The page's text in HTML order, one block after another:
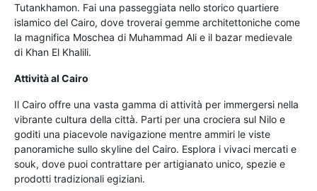
Tutankhamon. Fai una passeggiata nello storico quartiere
islamico del Cairo, dove troverai gemme architettoniche come
la magnifica Moschea di Muhammad Ali e il bazar medievale
di Khan El Khalili.
Attività al Cairo
Il Cairo offre una vasta gamma di attività per immergersi nella
vibrante cultura della città. Parti per una crociera sul Nilo e
goditi una piacevole navigazione mentre ammiri le viste
panoramiche sullo skyline del Cairo. Esplora i vivaci mercati e
souk, dove puoi contrattare per artigianato unico, spezie e
prodotti tradizionali egiziani.